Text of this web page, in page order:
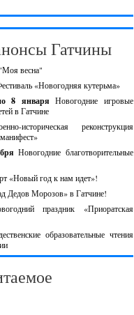
Гатчины
весна"
«Новогодняя кутерьма»
8 январяНовогодние игровые
в Гатчине
историческая реконструкция
Новогодние благотворительные
«Новый год к нам идет»!
Дедов Морозов» в Гатчине!
праздник «Приоратская
образовательные чтения